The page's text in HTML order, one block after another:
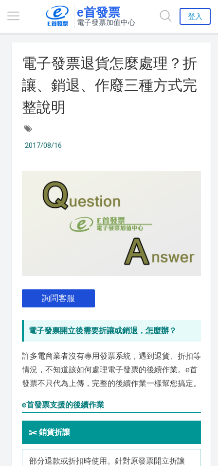
e首發票
電子發票加值中心
登入
電子發票退貨怎麼處理？折
讓、銷退、作廢三種方式完
整說明
2017/08/16
詢問客服
電子發票開立後需要折讓或銷退，怎麼辦？
許多電商業者沒有專用發票系統，遇到退貨、折扣等
情況，不知道該如何處理電子發票的後續作業。e首
發票不只代為上傳，完整的後續作業一樣幫您搞定。
e首發票支援的後續作業
✂️ 銷貨折讓
部分退款或折扣時使用。針對原發票開立折讓